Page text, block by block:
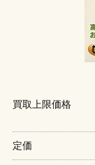
買取上限価格
定価